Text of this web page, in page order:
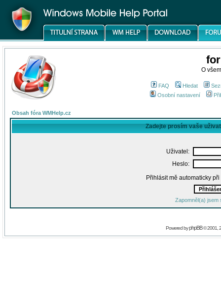
O
FAQ Hledat
Osobní nastavení
Obsah fóra WMHelp.cz
Zadejte prosím vaše
Uživatel:
Heslo:
Přihlásit mě automaticky
Zapomněl(a) jsem
Powered byphpBB© 2001,